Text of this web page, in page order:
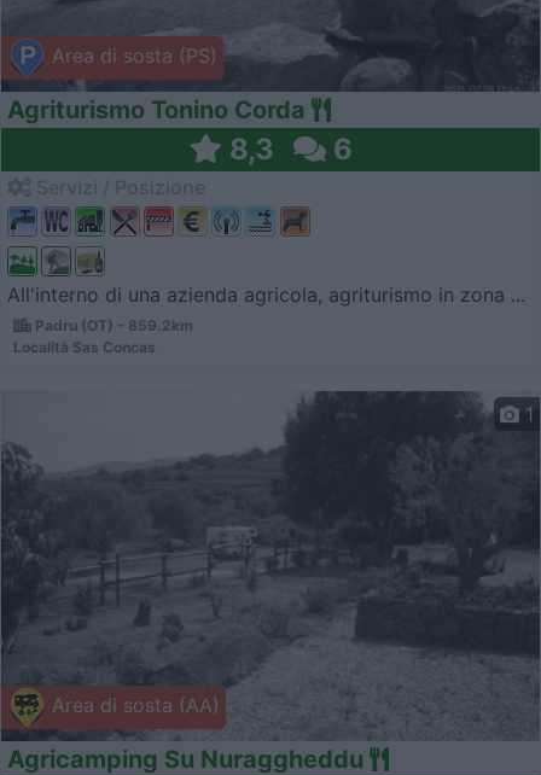
Area di sosta (PS)
Agriturismo Tonino Corda
8,3 6
All'interno di una azienda agricola, agriturismo in zona ...
Padru (OT) - 859.2km
Località Sas Concas
Area di sosta (AA)
1
Agricamping Su Nuraggheddu